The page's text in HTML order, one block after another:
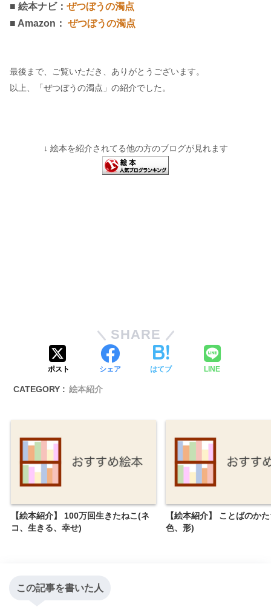
■ 絵本ナビ： ぜつぼうの濁点
■ Amazon： ぜつぼうの濁点
最後まで、ご覧いただき、ありがとうございます。
以上、「ぜつぼうの濁点」の紹介でした。
↓ 絵本を紹介されてる他の方のブログが見れます
SHARE
ポスト シェア はてブ LINE
CATEGORY : 絵本紹介
【絵本紹介】 100万回生きたねこ(ネ
コ、生きる、幸せ)
【絵本紹介】 ことばのか
色、形)
この記事を書いた人